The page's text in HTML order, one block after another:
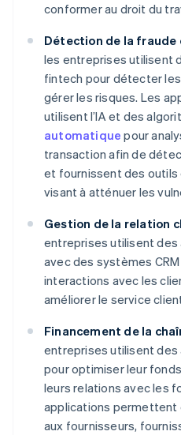
conformer au droit du
Détection de la fraude
les entreprises utilisent
fintech pour détecter
gérer les risques. Les
utilisent l’IA et des
automatique pour
transaction afin de
et fournissent des outils
visant à atténuer les
Gestion de la relation
entreprises utilisent des
avec des systèmes
interactions avec les
améliorer le service
Financement de la
entreprises utilisent des
pour optimiser leur
leurs relations avec les
applications permettent
aux fournisseurs,